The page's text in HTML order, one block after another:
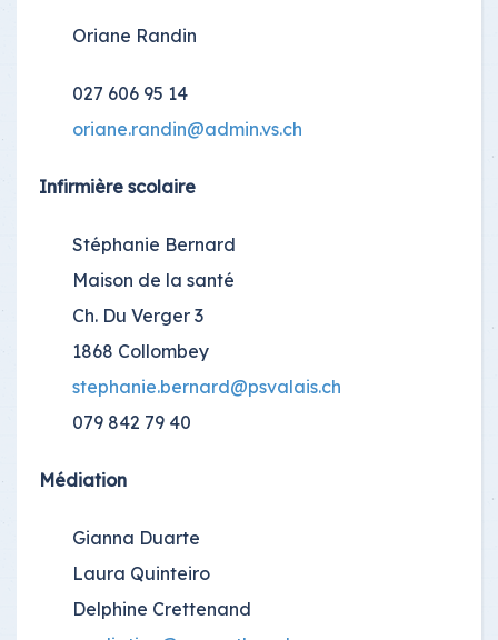
Oriane Randin
027 606 95 14
oriane.randin@admin.vs.ch
Infirmière scolaire
Stéphanie Bernard
Maison de la santé
Ch. Du Verger 3
1868 Collombey
stephanie.bernard@psvalais.ch
079 842 79 40
Médiation
Gianna Duarte
Laura Quinteiro
Delphine Crettenand